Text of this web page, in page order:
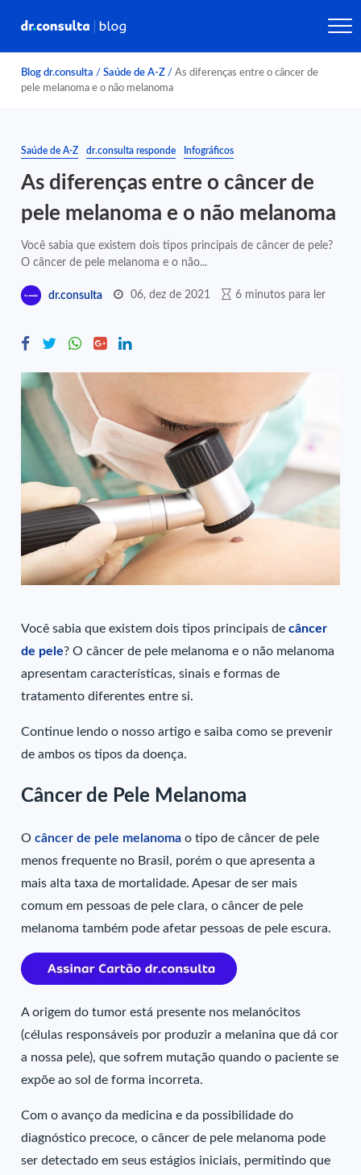
Blog dr.consulta / Saúde de A-Z / As diferenças entre o câncer de
pele melanoma e o não melanoma
Saúde de A-Z dr.consulta responde Infográficos
As diferenças entre o câncer de
pele melanoma e o não melanoma
Você sabia que existem dois tipos principais de câncer de pele?
O câncer de pele melanoma e o não...
dr.consulta 06, dez de 2021 6 minutos para ler
Você sabia que existem dois tipos principais decâncer
de pele? O câncer de pele melanoma e o não melanoma
apresentam características, sinais e formas de
tratamento diferentes entre si.
Continue lendo o nosso artigo e saiba como se prevenir
de ambos os tipos da doença.
Câncer de Pele Melanoma
Ocâncer de pele melanoma o tipo de câncer de pele
menos frequente no Brasil, porém o que apresenta a
mais alta taxa de mortalidade. Apesar de ser mais
comum em pessoas de pele clara, o câncer de pele
melanoma também pode afetar pessoas de pele escura.
A origem do tumor está presente nos melanócitos
(células responsáveis por produzir a melanina que dá cor
a nossa pele), que sofrem mutação quando o paciente se
expõe ao sol de forma incorreta.
Com o avanço da medicina e da possibilidade do
diagnóstico precoce, o câncer de pele melanoma pode
ser detectado em seus estágios iniciais, permitindo que